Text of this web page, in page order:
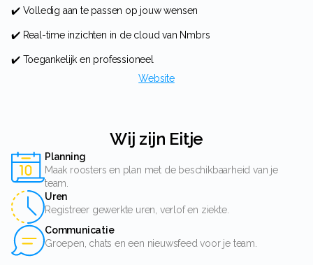
✔️ Volledig aan te passen op jouw wensen
✔️ Real-time inzichten in de cloud van Nmbrs
✔️ Toegankelijk en professioneel
Website
Wij zijn Eitje
Planning
Maak roosters en plan met de beschikbaarheid van je
team.
Uren
Registreer gewerkte uren, verlof en ziekte.
Communicatie
Groepen, chats en een nieuwsfeed voor je team.